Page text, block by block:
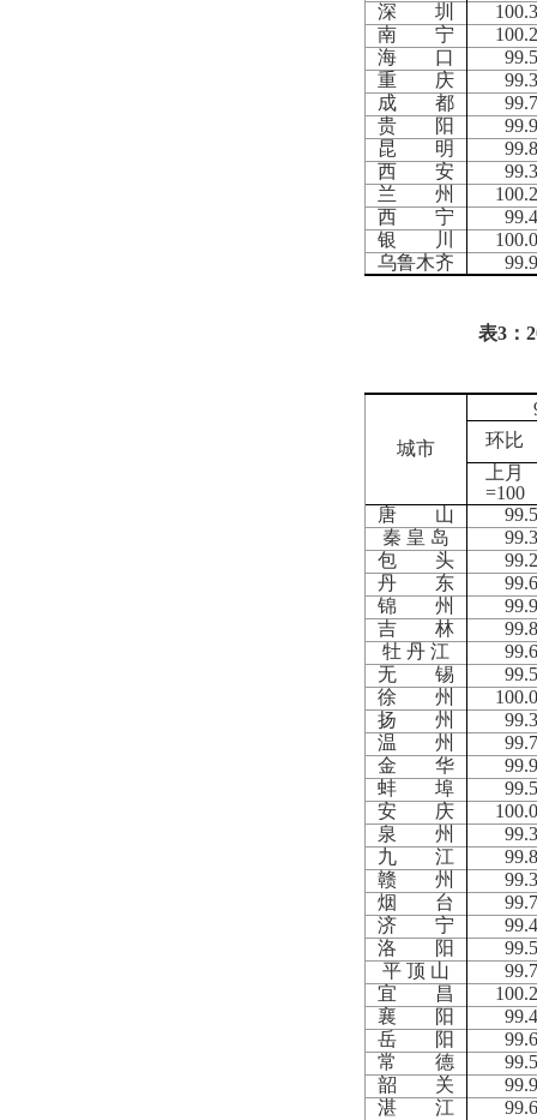
深 圳
100.3
南 宁
100.2
海 口
99.5
重 庆
99.3
成 都
99.7
贵 阳
99.9
昆 明
99.8
西 安
99.3
兰 州
100.2
西 宁
99.4
银 川
100.0
乌鲁木齐
99.9
表3：
城市
环比
上月
=100
唐 山
99.5
秦 皇 岛
99.3
包 头
99.2
丹 东
99.6
锦 州
99.9
吉 林
99.8
牡 丹 江
99.6
无 锡
99.5
徐 州
100.0
扬 州
99.3
温 州
99.7
金 华
99.9
蚌 埠
99.5
安 庆
100.0
泉 州
99.3
九 江
99.8
赣 州
99.3
烟 台
99.7
济 宁
99.4
洛 阳
99.5
平 顶 山
99.7
宜 昌
100.2
襄 阳
99.4
岳 阳
99.6
常 德
99.5
韶 关
99.9
湛 江
99.6